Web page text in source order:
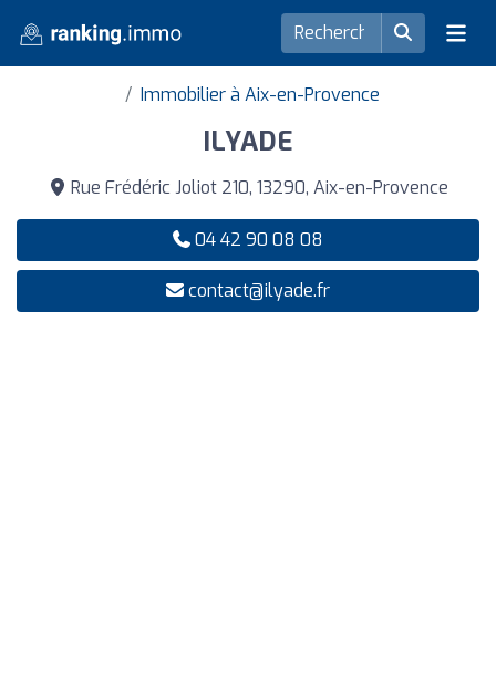
Immobilier à Aix-en-Provence
ILYADE
Rue Frédéric Joliot 210, 13290, Aix-en-Provence
04 42 90 08 08
contact@ilyade.fr